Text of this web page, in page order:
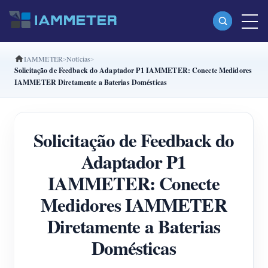
Produtos
Fase dividida Medidor de energia Wi-Fi (WEM2067)
Trifásico Medidor de energia Wi-Fi (WEM3080T)
Trifásico Medidor de energia Wi-Fi (WEM3046T)
Trifásico Medidor de energia Wi-Fi (WEM3050T)
Controlador de potência WiFi
IAMMETER Cloud Pro
Serviço de hospedagem própria
IAMMETER Notícias
Solicitação de Feedback do Adaptador P1 IAMMETER: Conecte Medidores
IAMMETER Diretamente a Baterias Domésticas
Solicitação de Feedback do
Adaptador P1
IAMMETER: Conecte
Medidores IAMMETER
Diretamente a Baterias
Domésticas